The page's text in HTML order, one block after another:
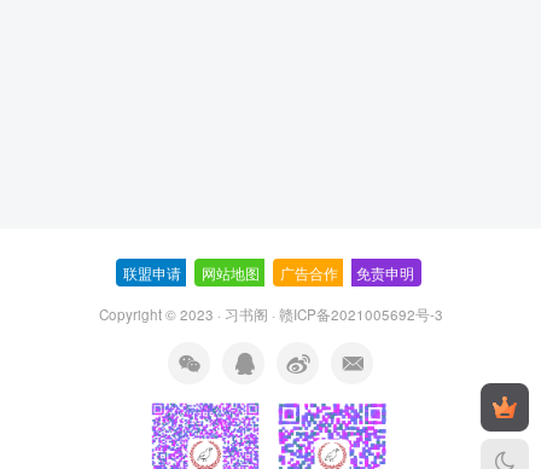
联盟申请 网站地图 广告合作 免责申明
Copyright © 2023 · 习书阁 · 赣ICP备2021005692号-3